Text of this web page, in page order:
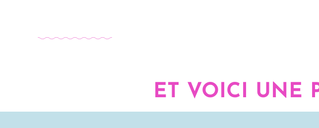
ET VOICI UNE